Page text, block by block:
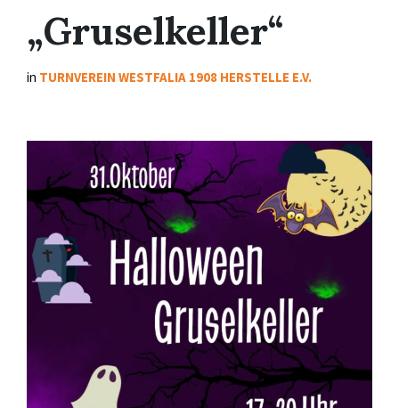
„Gruselkeller“
in TURNVEREIN WESTFALIA 1908 HERSTELLE E.V.